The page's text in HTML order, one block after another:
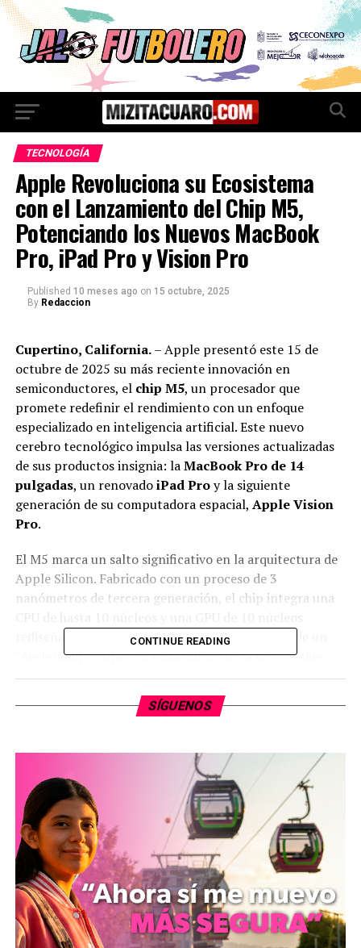
TECNOLOGÍA
Apple Revoluciona su Ecosistema
con el Lanzamiento del Chip M5,
Potenciando los Nuevos MacBook
Pro, iPad Pro y Vision Pro
Published 10 meses ago on 15 octubre, 2025
By Redaccion
Cupertino, California.– Apple presentó este 15 de
octubre de 2025 su más reciente innovación en
semiconductores, el chip M5, un procesador que
promete redefinir el rendimiento con un enfoque
especializado en inteligencia artificial. Este nuevo
cerebro tecnológico impulsa las versiones actualizadas
de sus productos insignia: laMacBook Pro de 14
pulgadas, un renovadoiPad Proy la siguiente
generación de su computadora espacial, Apple Vision
Pro.
​El M5 marca un salto significativo en la arquitectura de
Apple Silicon. Fabricado con un proceso de 3
nanómetros de tercera generación, el chip integra una
rediseñada. La principal novedad es la inclusión de un
“Acelerador Neural” en cada núcleo de la GPU, lo que
multiplica el rendimiento en tareas de IA hasta 3.5 veces
en comparación con su predecesor, el M4.
inteligencia artificial en nuestros productos”, declaró
Johny Srouji, vicepresidente senior de Tecnologías de
Hardware de Apple. “Este chip no solo ofrece un
impulso masivo en el rendimiento gráfico, sino que
redefine lo que es posible en flujos de trabajo
profesionales y creativos en toda nuestra línea de
productos”.
​MacBook Pro de 14″: Potencia IA
CONTINUE READING
SÍGUENOS